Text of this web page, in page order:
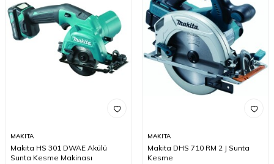
MAKITA
Makita HS 301 DWAE Akülü
Sunta Kesme Makinası
MAKITA
Makita DHS 710 RM 2 J Sunta
Kesme